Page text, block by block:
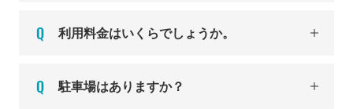
利用料金はいくらでしょうか。
駐車場はありますか？